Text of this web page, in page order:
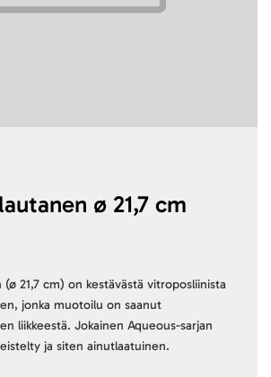
ø 21,7 cm
21,7 cm) on kestävästä vitroposliinista
jonka muotoilu on saanut
liikkeestä. Jokainen Aqueous-sarjan
ja siten ainutlaatuinen.